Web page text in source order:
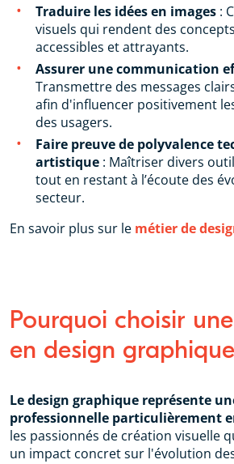
Traduire les idées en images :
visuels qui rendent des
accessibles et attrayants.
Assurer une communication
Transmettre des messages
afin d'influencer positivement
des usagers.
Faire preuve de polyvalence
artistique : Maîtriser divers
tout en restant à l’écoute des
secteur.
En savoir plus sur le métier de
Pourquoi choisir
en design
Le design graphique représente
professionnelle particulièrement
les passionnés de création visuelle
un impact concret sur l'évolution